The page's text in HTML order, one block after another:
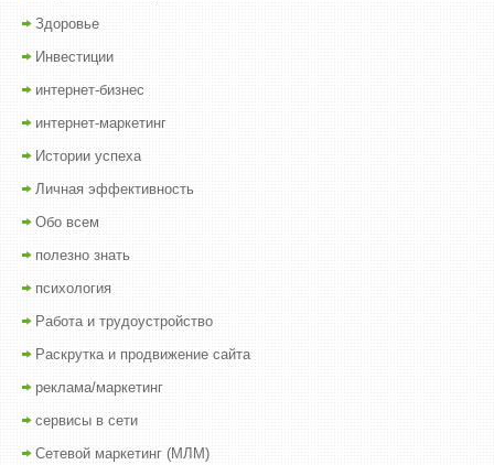
Здоровье
Инвестиции
интернет-бизнес
интернет-маркетинг
Истории успеха
Личная эффективность
Обо всем
полезно знать
психология
Работа и трудоустройство
Раскрутка и продвижение сайта
реклама/маркетинг
сервисы в сети
Сетевой маркетинг (МЛМ)